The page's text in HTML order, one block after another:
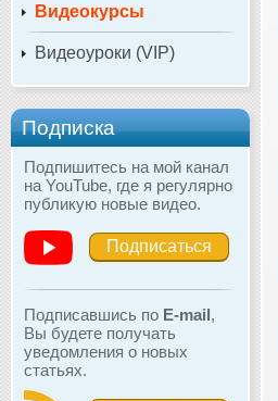
Видеокурсы
Видеоуроки (VIP)
Подписка
Подпишитесь на мой канал
на YouTube, где я регулярно
публикую новые видео.
Подписаться
Подписавшись по E-mail,
Вы будете получать
уведомления о новых
статьях.